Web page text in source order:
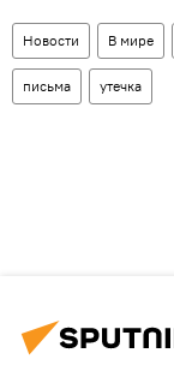
Новости В мире
письма утечка